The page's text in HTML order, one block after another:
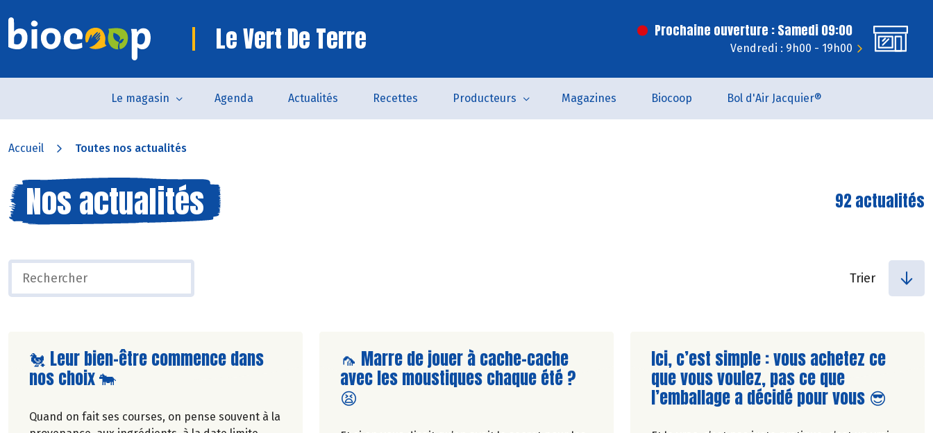
Le Vert De Terre Prochaine ouverture : Samedi 09:00
Vendredi : 9h00 - 19h00
Le magasin Agenda Actualités Recettes Producteurs Magazines Biocoop Bol d'Air Jacquier®
Accueil Toutes nos actualités
Nos actualités 92 actualités
Trier
Lire la suite de l'article
🐔 Leur bien-être commence dans
nos choix 🐄
Quand on fait ses courses, on pense souvent à la
Lire la suite de l'article
🦟 Marre de jouer à cache-cache
avec les moustiques chaque été ?
😫
Lire la suite de l'article
Ici, c’est simple : vous achetez ce
que vous voulez, pas ce que
l’emballage a décidé pour vous 😎